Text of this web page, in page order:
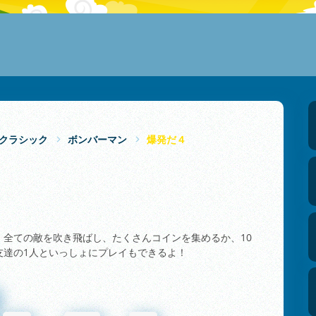
ラシック ボンバーマン 爆発だ４
ての敵を吹き飛ばし、たくさんコインを集めるか、10
の1人といっしょにプレイもできるよ！